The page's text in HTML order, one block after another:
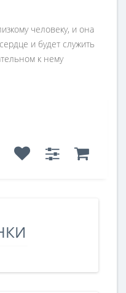
человеку, и она
и будет служить
к нему